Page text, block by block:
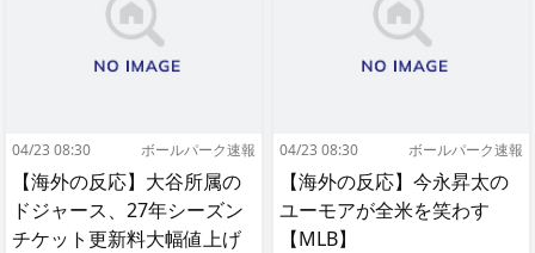
04/23 08:30 ボールパーク速報
【海外の反応】大谷所属の
ドジャース、27年シーズン
チケット更新料大幅値上げ
04/23 08:30 ボールパーク速報
【海外の反応】今永昇太の
ユーモアが全米を笑わす
【MLB】